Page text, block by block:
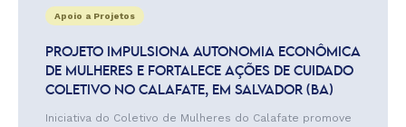
Apoio a Projetos
PROJETO IMPULSIONA AUTONOMIA ECONÔMICA
DE MULHERES E FORTALECE AÇÕES DE CUIDADO
COLETIVO NO CALAFATE, EM SALVADOR (BA)
Iniciativa do Coletivo de Mulheres do Calafate promove